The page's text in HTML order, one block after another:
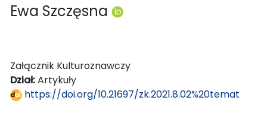
Ewa Szczęsna
Załącznik Kulturoznawczy
Dział:Artykuły
https://doi.org/10.21697/zk.2021.8.02%20temat